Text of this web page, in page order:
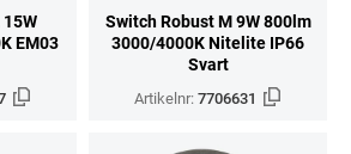
EM03
Switch Robust M 9W 800lm
3000/4000K Nitelite IP66
Svart
Artikelnr:7706631